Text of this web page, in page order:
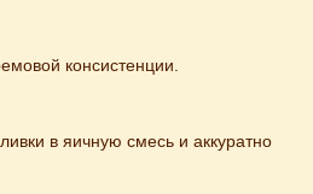
консистенции.
в яичную смесь и аккуратно